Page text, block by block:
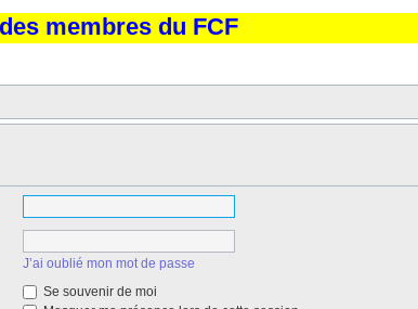
membres du FCF
J’ai oublié mon mot de passe
Se souvenir de moi